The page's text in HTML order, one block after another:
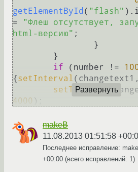
getElementById ( "flash" ).
=
"Флеш отсутствует,
html-версию" ;
if (number !=
{setInterval
setTimeout
4000
Развернуть
makeB
11.08.2013 01:51:58
Последнее исправление:
+00:00 (всего исправлений: 1)